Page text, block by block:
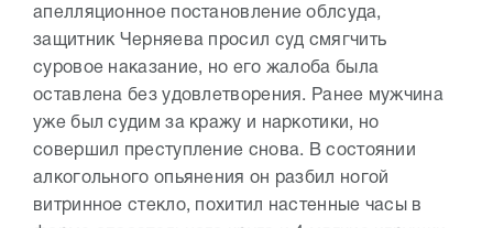
апелляционное постановление облсуда,
защитник Черняева просил суд смягчить
суровое наказание, но его жалоба была
оставлена без удовлетворения. Ранее мужчина
уже был судим за кражу и наркотики, но
совершил преступление снова. В состоянии
алкогольного опьянения он разбил ногой
витринное стекло, похитил настенные часы в